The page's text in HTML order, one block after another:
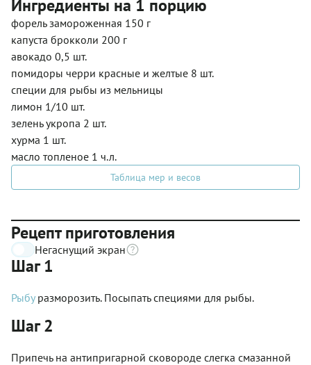
Ингредиенты на 1 порцию
форель замороженная 150 г
капуста брокколи 200 г
авокадо 0,5 шт.
помидоры черри красные и желтые 8 шт.
специи для рыбы из мельницы
лимон 1/10 шт.
зелень укропа 2 шт.
хурма 1 шт.
масло топленое 1 ч.л.
Таблица мер и весов
Рецепт приготовления
Негаснущий экран
Шаг 1
Рыбу разморозить. Посыпать специями для рыбы.
Шаг 2
Припечь на антипригарной сковороде слегка смазанной